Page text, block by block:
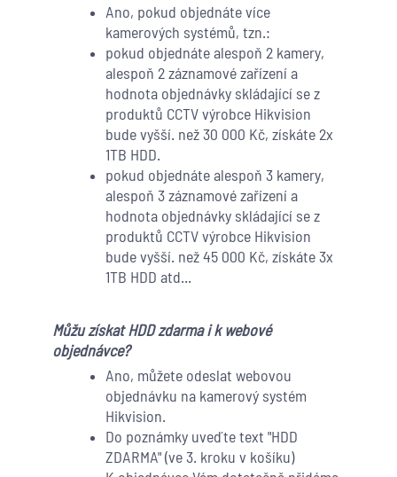
Ano, pokud objednáte více
kamerových systémů, tzn.:
pokud objednáte alespoň 2 kamery,
alespoň 2 záznamové zařízení a
hodnota objednávky skládající se z
produktů CCTV výrobce Hikvision
bude vyšší. než 30 000 Kč, získáte 2x
1TB HDD.
pokud objednáte alespoň 3 kamery,
alespoň 3 záznamové zařízení a
hodnota objednávky skládající se z
produktů CCTV výrobce Hikvision
bude vyšší. než 45 000 Kč, získáte 3x
1TB HDD atd...
Můžu získat HDD zdarma i k webové
objednávce?
Ano, můžete odeslat webovou
objednávku na kamerový systém
Hikvision.
Do poznámky uveďte text "HDD
ZDARMA" (ve 3. kroku v košíku)